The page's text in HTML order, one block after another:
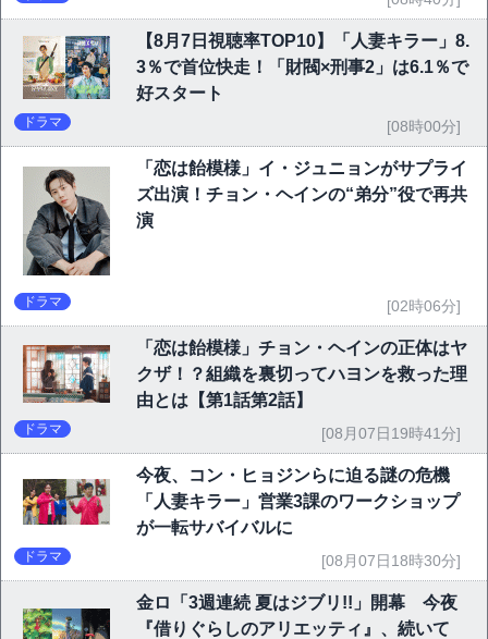
【8月7日視聴率TOP10】「人妻キラー」8.
3％で首位快走！「財閥×刑事2」は6.1％で
好スタート
ドラマ [08時00分]
「恋は飴模様」イ・ジュニョンがサプライ
ズ出演！チョン・ヘインの“弟分”役で再共
演
ドラマ [02時06分]
「恋は飴模様」チョン・ヘインの正体はヤ
クザ！？組織を裏切ってハヨンを救った理
由とは【第1話第2話】
ドラマ [08月07日19時41分]
今夜、コン・ヒョジンらに迫る謎の危機
「人妻キラー」営業3課のワークショップ
が一転サバイバルに
ドラマ [08月07日18時30分]
金ロ「3週連続 夏はジブリ!!」開幕 今夜
『借りぐらしのアリエッティ』、続いて